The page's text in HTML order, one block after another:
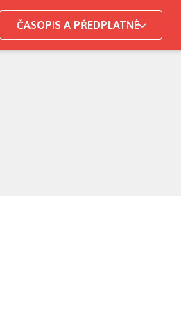
ČASOPIS A PŘEDPLATNÉ